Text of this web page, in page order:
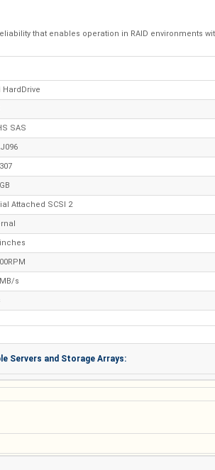
that enables operation in RAID environments
HardDrive
SAS
Attached SCSI 2
s
Servers and Storage Arrays: